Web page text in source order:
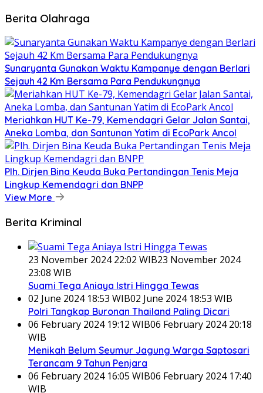
Berita Olahraga
Sunaryanta Gunakan Waktu Kampanye dengan Berlari
Sejauh 42 Km Bersama Para Pendukungnya
Meriahkan HUT Ke-79, Kemendagri Gelar Jalan Santai,
Aneka Lomba, dan Santunan Yatim di EcoPark Ancol
Plh. Dirjen Bina Keuda Buka Pertandingan Tenis Meja
Lingkup Kemendagri dan BNPP
View More
Berita Kriminal
23 November 2024 22:02 WIB23 November 2024
23:08 WIB
Suami Tega Aniaya Istri Hingga Tewas
02 June 2024 18:53 WIB02 June 2024 18:53 WIB
Polri Tangkap Buronan Thailand Paling Dicari
06 February 2024 19:12 WIB06 February 2024 20:18
WIB
Menikah Belum Seumur Jagung Warga Saptosari
Terancam 9 Tahun Penjara
06 February 2024 16:05 WIB06 February 2024 17:40
WIB